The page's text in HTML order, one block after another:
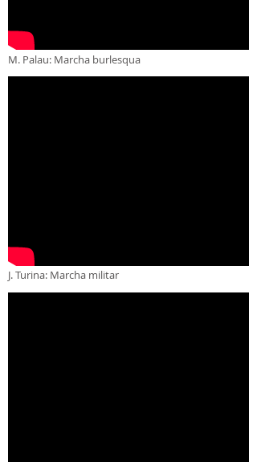
M. Palau: Marcha burlesqua
J. Turina: Marcha militar